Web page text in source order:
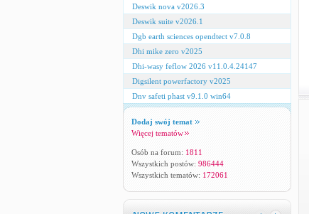
Deswik nova v2026.3
Deswik suite v2026.1
Dgb earth sciences opendtect v7.0.8
Dhi mike zero v2025
Dhi-wasy feflow 2026 v11.0.4.24147
Digsilent powerfactory v2025
Dnv safeti phast v9.1.0 win64
Dodaj swój temat
Więcej tematów
Osób na forum: 1811
Wszystkich postów: 986444
Wszystkich tematów: 172061